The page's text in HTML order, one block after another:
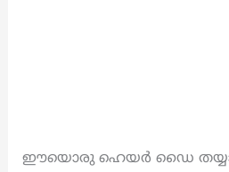
ഈയൊരു ഹെയർ ഡൈ